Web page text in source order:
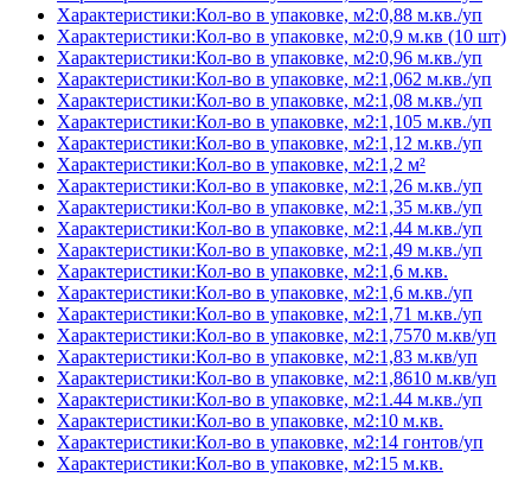
Характеристики:Кол-во в упаковке, м2:0,88 м.кв./уп
Характеристики:Кол-во в упаковке, м2:0,9 м.кв (10 шт)
Характеристики:Кол-во в упаковке, м2:0,96 м.кв./уп
Характеристики:Кол-во в упаковке, м2:1,062 м.кв./уп
Характеристики:Кол-во в упаковке, м2:1,08 м.кв./уп
Характеристики:Кол-во в упаковке, м2:1,105 м.кв./уп
Характеристики:Кол-во в упаковке, м2:1,12 м.кв./уп
Характеристики:Кол-во в упаковке, м2:1,2 м²
Характеристики:Кол-во в упаковке, м2:1,26 м.кв./уп
Характеристики:Кол-во в упаковке, м2:1,35 м.кв./уп
Характеристики:Кол-во в упаковке, м2:1,44 м.кв./уп
Характеристики:Кол-во в упаковке, м2:1,49 м.кв./уп
Характеристики:Кол-во в упаковке, м2:1,6 м.кв.
Характеристики:Кол-во в упаковке, м2:1,6 м.кв./уп
Характеристики:Кол-во в упаковке, м2:1,71 м.кв./уп
Характеристики:Кол-во в упаковке, м2:1,7570 м.кв/уп
Характеристики:Кол-во в упаковке, м2:1,83 м.кв/уп
Характеристики:Кол-во в упаковке, м2:1,8610 м.кв/уп
Характеристики:Кол-во в упаковке, м2:1.44 м.кв./уп
Характеристики:Кол-во в упаковке, м2:10 м.кв.
Характеристики:Кол-во в упаковке, м2:14 гонтов/уп
Характеристики:Кол-во в упаковке, м2:15 м.кв.